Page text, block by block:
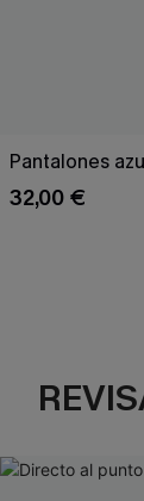
Pantalones
32,00 €